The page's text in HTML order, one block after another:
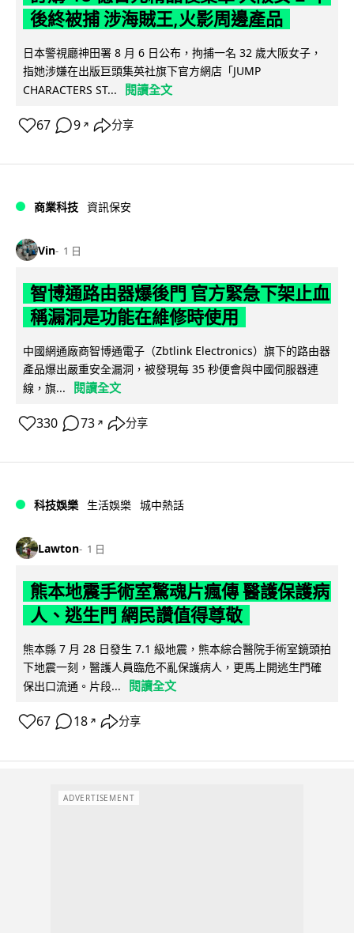
後終被捕 涉海賊王,火影周邊產品
日本警視廳神田署 8 月 6 日公布，拘捕一名 32 歲大阪女子，
指她涉嫌在出版巨頭集英社旗下官方網店「JUMP
CHARACTERS ST...
閱讀全文
67 9 ↗ 分享
商業科技 資訊保安
Vin 1 日
智博通路由器爆後門 官方緊急下架止血
稱漏洞是功能在維修時使用
中國網通廠商智博通電子（Zbtlink Electronics）旗下的路由器
產品爆出嚴重安全漏洞，被發現每 35 秒便會與中國伺服器連
線，旗...
閱讀全文
330 73 ↗ 分享
科技娛樂 生活娛樂 城中熱話
Lawton 1 日
熊本地震手術室驚魂片瘋傳 醫護保護病
人、逃生門 網民讚值得尊敬
熊本縣 7 月 28 日發生 7.1 級地震，熊本綜合醫院手術室鏡頭拍
下地震一刻，醫護人員臨危不亂保護病人，更馬上開逃生門確
保出口流通。片段...
閱讀全文
67 18 ↗ 分享
ADVERTISEMENT